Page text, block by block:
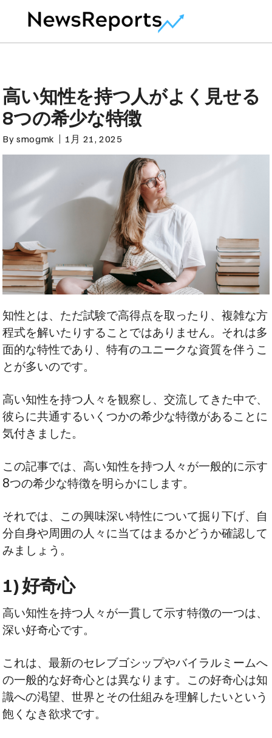
高い知性を持つ人がよく見せる
8つの希少な特徴
By smogmk 1月 21, 2025
知性とは、ただ試験で高得点を取ったり、複雑な方
程式を解いたりすることではありません。それは多
面的な特性であり、特有のユニークな資質を伴うこ
とが多いのです。
高い知性を持つ人々を観察し、交流してきた中で、
彼らに共通するいくつかの希少な特徴があることに
気付きました。
この記事では、高い知性を持つ人々が一般的に示す
8つの希少な特徴を明らかにします。
それでは、この興味深い特性について掘り下げ、自
分自身や周囲の人々に当てはまるかどうか確認して
みましょう。
1) 好奇心
高い知性を持つ人々が一貫して示す特徴の一つは、
深い好奇心です。
これは、最新のセレブゴシップやバイラルミームへ
の一般的な好奇心とは異なります。この好奇心は知
識への渇望、世界とその仕組みを理解したいという
飽くなき欲求です。